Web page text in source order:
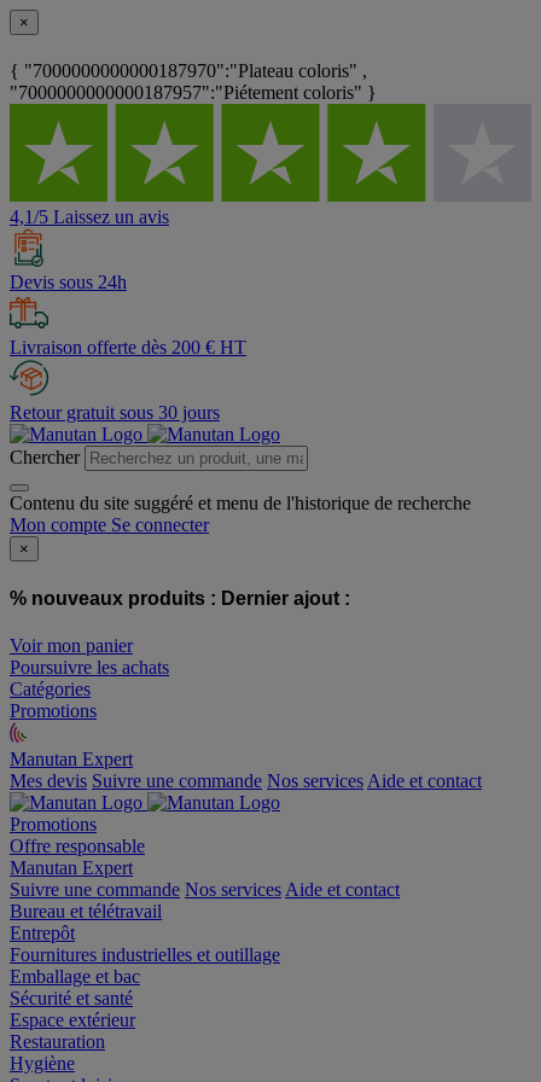
×
{ "7000000000000187970":"Plateau coloris" ,
"7000000000000187957":"Piétement coloris" }
4,1/5 Laissez un avis
Devis sous 24h
Livraison offerte dès 200 € HT
Retour gratuit sous 30 jours
Chercher
Contenu du site suggéré et menu de l'historique de recherche
Mon compte Se connecter
×
% nouveaux produits : Dernier ajout :
Voir mon panier
Poursuivre les achats
Catégories
Promotions
Manutan Expert
offre reconditionnée
Mes devis Suivre une commande Nos services
Promotions
Offre responsable
Manutan Expert
Suivre une commande
Bureau et télétravail
Entrepôt
Fournitures industrielles et outillage
Emballage et bac
Sécurité et santé
Espace extérieur
Restauration